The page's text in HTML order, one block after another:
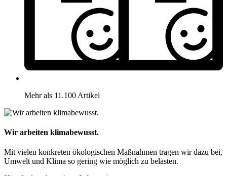
Mehr als 11.100 Artikel
Wir arbeiten klimabewusst.
Mit vielen konkreten ökologischen Maßnahmen tragen wir dazu bei,
Umwelt und Klima so gering wie möglich zu belasten.